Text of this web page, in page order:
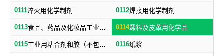
0111淬火用化学制剂 0112焊接用化学制剂
0113 食品、药品及化妆品工业用化学品（不包括食品用防腐盐） 0114鞣料及皮革用化学品
0115 工业用粘合剂和胶（不包括纸用粘合剂） 0116纸浆